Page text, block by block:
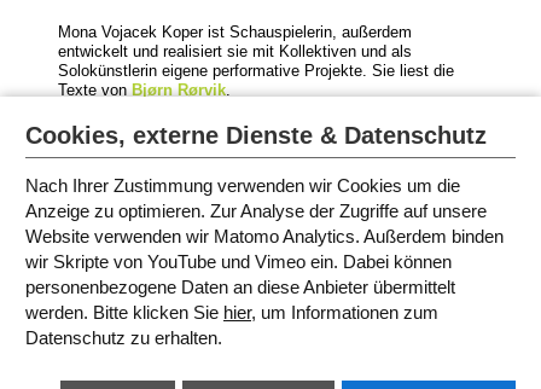
Mona Vojacek Koper ist Schauspielerin, außerdem
entwickelt und realisiert sie mit Kollektiven und als
Solokünstlerin eigene performative Projekte. Sie liest die
Texte vonBjørn Rørvik.
©Foto: Luis Zeno Kuhn
MODERATORINNEN UND
SPRECHERINNEN
SITEMAP
IMPRESSUM
Cookies, externe Dienste & Datenschutz
Nach Ihrer Zustimmung verwenden wir Cookies um die
Anzeige zu optimieren. Zur Analyse der Zugriffe auf unsere
Website verwenden wir Matomo Analytics. Außerdem binden
wir Skripte von YouTube und Vimeo ein. Dabei können
personenbezogene Daten an diese Anbieter übermittelt
werden. Bitte klicken Sie hier, um Informationen zum
Datenschutz zu erhalten.